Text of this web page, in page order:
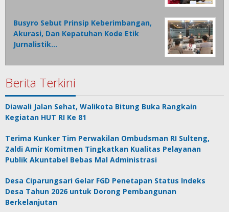
Busyro Sebut Prinsip Keberimbangan,
Akurasi, Dan Kepatuhan Kode Etik
Jurnalistik…
Berita Terkini
Diawali Jalan Sehat, Walikota Bitung Buka Rangkain
Kegiatan HUT RI Ke 81
Terima Kunker Tim Perwakilan Ombudsman RI Sulteng,
Zaldi Amir Komitmen Tingkatkan Kualitas Pelayanan
Publik Akuntabel Bebas Mal Administrasi
Desa Ciparungsari Gelar FGD Penetapan Status Indeks
Desa Tahun 2026 untuk Dorong Pembangunan
Berkelanjutan